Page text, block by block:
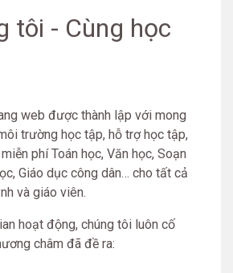
tôi - Cùng học
web được thành lập với mong
trường học tập, hỗ trợ học tập,
phí Toán học, Văn học, Soạn
Giáo dục công dân… cho tất cả
và giáo viên.
hoạt động, chúng tôi luôn cố
châm đã đề ra: